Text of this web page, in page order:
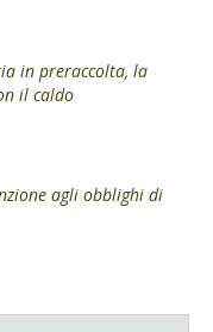
in preraccolta, la
il caldo
agli obblighi di